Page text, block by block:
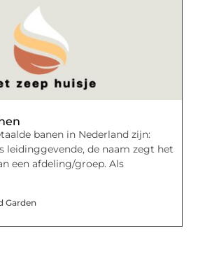
banen in Nederland zijn:
leidinggevende, de naam zegt het
een afdeling/groep. Als
Garden